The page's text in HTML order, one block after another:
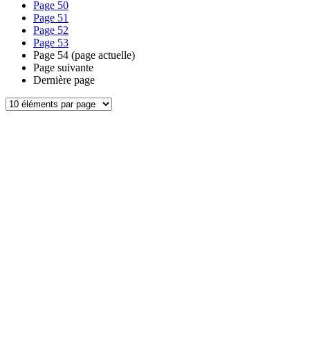
Page 50
Page 51
Page 52
Page 53
Page 54 (page actuelle)
Page suivante
Dernière page